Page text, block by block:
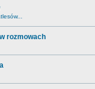
rozmowach